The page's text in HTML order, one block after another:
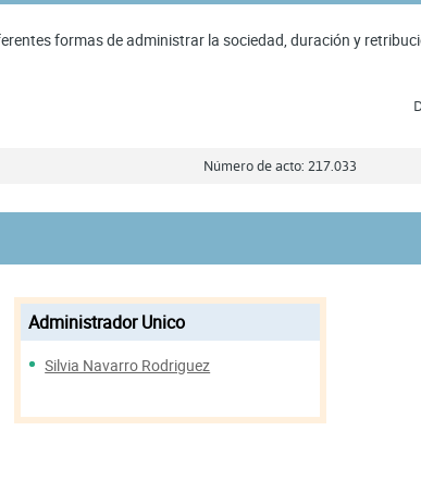
formas de administrar la sociedad, duración y
Número de acto: 217.033
Administrador Unico
Silvia Navarro Rodriguez